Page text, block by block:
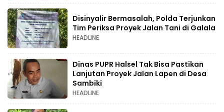
Disinyalir Bermasalah, Polda Terjunkan
Tim Periksa Proyek Jalan Tani di Galala
HEADLINE
Dinas PUPR Halsel Tak Bisa Pastikan
Lanjutan Proyek Jalan Lapen di Desa
Sambiki
HEADLINE